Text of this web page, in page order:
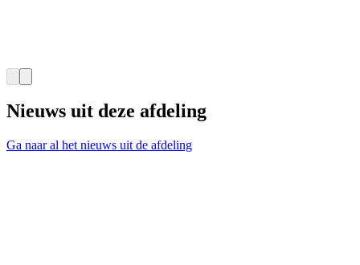
Nieuws uit deze afdeling
Ga naar al het nieuws uit de afdeling